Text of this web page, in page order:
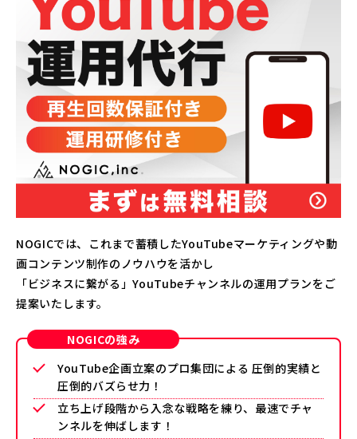
NOGICでは、これまで蓄積したYouTubeマーケティングや動
画コンテンツ制作のノウハウを活かし
「ビジネスに繋がる」YouTubeチャンネルの運用プランをご
提案いたします。
NOGICの強み
YouTube企画立案のプロ集団による 圧倒的実績と
圧倒的バズらせ力！
立ち上げ段階から入念な戦略を練り、最速でチャ
ンネルを伸ばします！